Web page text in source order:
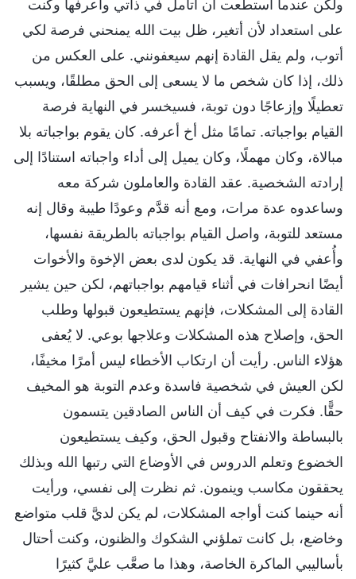
ولكن عندما استطعت أن أتأمل في ذاتي وأعرفها وكنت
على استعداد لأن أتغير، ظل بيت الله يمنحني فرصة لكي
أتوب، ولم يقل القادة إنهم سيعفونني. على العكس من
ذلك، إذا كان شخص ما لا يسعى إلى الحق مطلقًا، ويسبب
تعطيلًا وإزعاجًا دون توبة، فسيخسر في النهاية فرصة
القيام بواجباته. تمامًا مثل أخ أعرفه. كان يقوم بواجباته بلا
مبالاة، وكان مهملًا، وكان يميل إلى أداء واجباته استنادًا إلى
إرادته الشخصية. عقد القادة والعاملون شركة معه
وساعدوه عدة مرات، ومع أنه قدَّم وعودًا طيبة وقال إنه
مستعد للتوبة، واصل القيام بواجباته بالطريقة نفسها،
وأُعفي في النهاية. قد يكون لدى بعض الإخوة والأخوات
أيضًا انحرافات في أثناء قيامهم بواجباتهم، لكن حين يشير
القادة إلى المشكلات، فإنهم يستطيعون قبولها وطلب
الحق، وإصلاح هذه المشكلات وعلاجها بوعي. لا يُعفى
هؤلاء الناس. رأيت أن ارتكاب الأخطاء ليس أمرًا مخيفًا،
لكن العيش في شخصية فاسدة وعدم التوبة هو المخيف
حقًّا. فكرت في كيف أن الناس الصادقين يتسمون
بالبساطة والانفتاح وقبول الحق، وكيف يستطيعون
الخضوع وتعلم الدروس في الأوضاع التي رتبها الله وبذلك
يحققون مكاسب وينمون. ثم نظرت إلى نفسي، ورأيت
أنه حينما كنت أواجه المشكلات، لم يكن لديَّ قلب متواضع
وخاضع، بل كانت تملؤني الشكوك والظنون، وكنت أحتال
بأساليبي الماكرة الخاصة، وهذا ما صعَّب عليَّ كثيرًا